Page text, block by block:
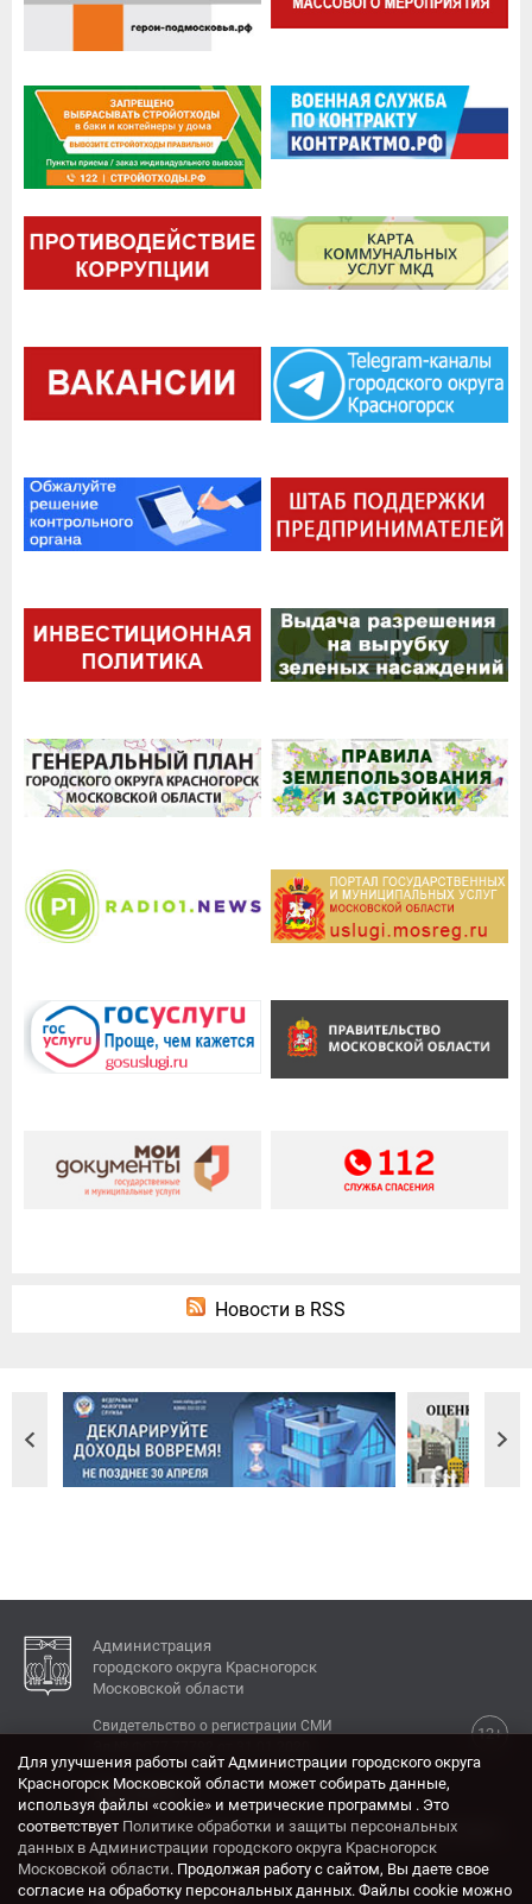
Новости в RSS
Администрация
городского округа Красногорск
Московской области
12+
Свидетельство о регистрации СМИ
КОНТАКТЫ
Адрес: 143404, Московская область, г. Красногорск,
ул. Ленина, дом 4.
Электронная почта:
Для улучшения работы сайт Администрации городского округа
Красногорск Московской области может собирать данные,
используя файлы «cookie» и метрические программы . Это
соответствует Политике обработки и защиты персональных
данных в Администрации городского округа Красногорск
Московской области. Продолжая работу с сайтом, Вы даете свое
согласие на обработку персональных данных. Файлы cookie можно